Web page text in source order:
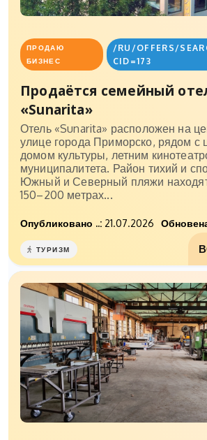
ПРОДАЮ
БИЗНЕС
/RU/OFFERS/
CID=173
Продаётся семейный
«Sunarita»
Отель «Sunarita» расположен на
улице города Приморско, рядом с
домом культуры, летним
муниципалитета. Район тихий и
Южный и Северный пляжи
150–200 метрах...
Опубликовано ..: 21.07.2026
ТУРИЗМ